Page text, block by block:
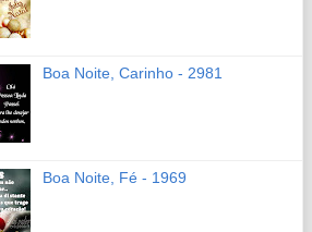
Boa Noite, Carinho - 2981
Boa Noite, Fé - 1969